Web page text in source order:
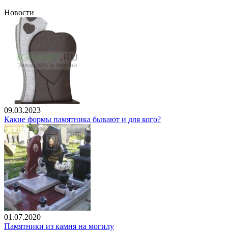
Новости
09.03.2023
Какие формы памятника бывают и для кого?
01.07.2020
Памятники из камня на могилу